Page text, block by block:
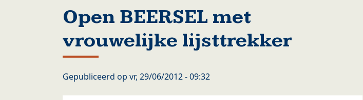
Open BEERSEL met
vrouwelijke lijsttrekker
Gepubliceerd op vr, 29/06/2012 - 09:32